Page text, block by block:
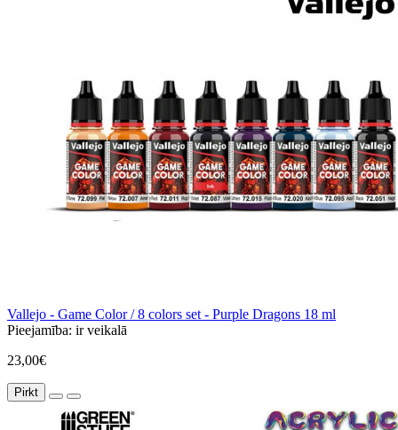
Vallejo - Game Color / 8 colors set - Purple Dragons 18 ml
Pieejamība: ir veikalā
23,00€
Pirkt